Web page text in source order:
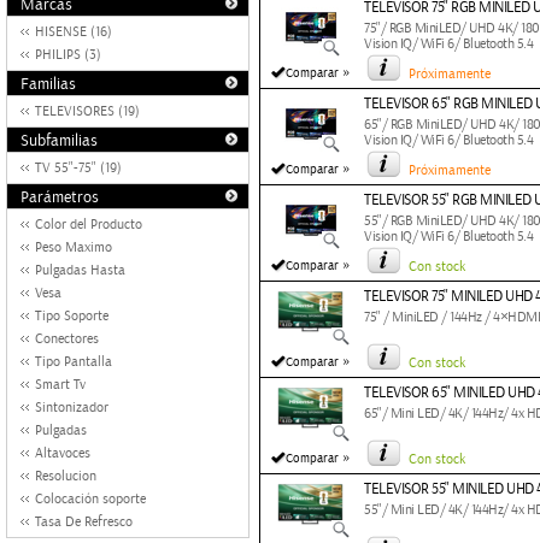
Marcas
HISENSE (16)
PHILIPS (3)
Familias
TELEVISORES (19)
Subfamilias
TV 55"-75" (19)
Parámetros
Color del Producto
Peso Maximo
Pulgadas Hasta
Vesa
Tipo Soporte
Conectores
Tipo Pantalla
Smart Tv
Sintonizador
Pulgadas
Altavoces
Resolucion
Colocación soporte
Tasa De Refresco
Comparar »
TELEVISOR 75" RGB MINILED
75"/ RGB MiniLED/ UHD 4K/
Vision IQ/ WiFi 6/ Bluetooth 5.4
Próximamente
Comparar »
TELEVISOR 65" RGB
65"/ RGB MiniLED/ UHD 4K/
Vision IQ/ WiFi 6/ Bluetooth 5.4
Próximamente
Comparar »
TELEVISOR 55" RGB MINILED
55"/ RGB MiniLED/ UHD 4K/
Vision IQ/ WiFi 6/ Bluetooth 5.4
Con stock
Comparar »
TELEVISOR 75" MINILED UHD
75" / MiniLED / 144Hz /
Con stock
Comparar »
TELEVISOR 65" MINILED UHD
65"/ Mini LED/ 4K/ 144Hz/ 4x
Con stock
TELEVISOR 55" MINILED UHD
55"/ Mini LED/ 4K/ 144Hz/ 4x